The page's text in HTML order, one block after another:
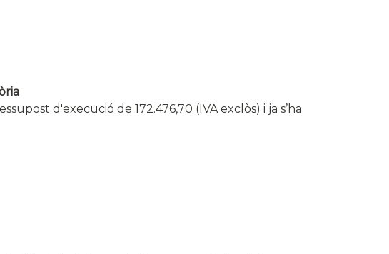
d'execució de 172.476,70 (IVA exclòs) i ja s’ha